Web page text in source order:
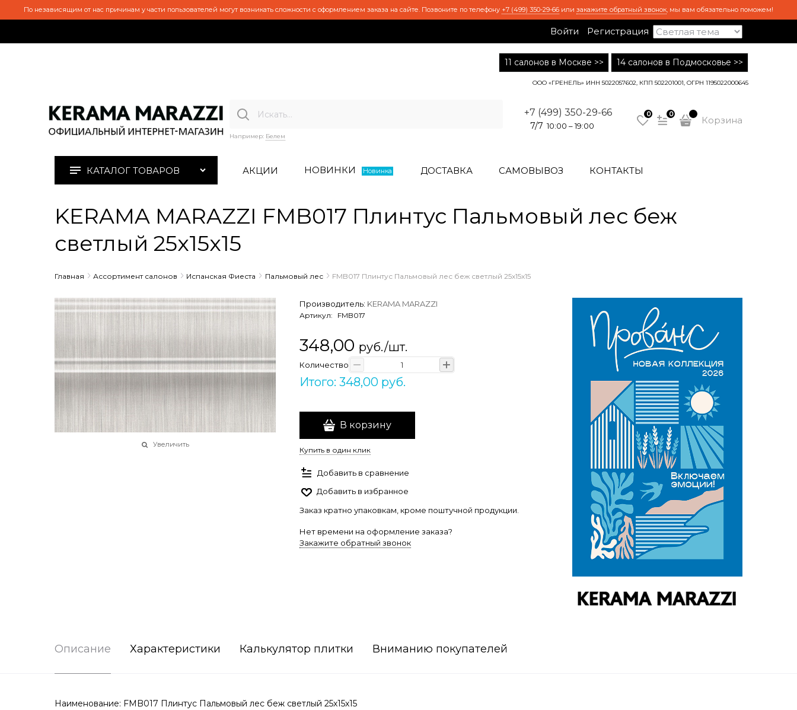
По независящим от нас причинам у части пользователей могут возникать сложности с оформлением заказа на сайте. Позвоните по телефону +7 (499) 350-29-66 или закажите обратный звонок, мы вам обязательно поможем!
Войти Регистрация
11 салонов в Москве >> 14 салонов в Подмосковье >>
ООО «ГРЕНЕЛЬ» ИНН 5022057602, КПП 502201001, ОГРН 1195022000645
Например: Белем
+7 (499) 350-29-66
7/7 10:00 – 19:00
0 0
Корзина
КАТАЛОГ ТОВАРОВ АКЦИИ НОВИНКИ Новинка ДОСТАВКА САМОВЫВОЗ КОНТАКТЫ
KERAMA MARAZZI FMB017 Плинтус Пальмовый лес беж
светлый 25x15x15
Главная Ассортимент салонов Испанская Фиеста Пальмовый лес FMB017 Плинтус Пальмовый лес беж светлый 25x15x15
Увеличить
Производитель: KERAMA MARAZZI
Артикул: FMB017
348,00 руб./шт.
Количество
Итого: 348,00 руб.
В корзину
Купить в один клик
Добавить в сравнение
Добавить в избранное
Заказ кратно упаковкам, кроме поштучной продукции.
Нет времени на оформление заказа?
Закажите обратный звонок
Описание Характеристики Калькулятор плитки Вниманию покупателей
Наименование: FMB017 Плинтус Пальмовый лес беж светлый 25x15x15